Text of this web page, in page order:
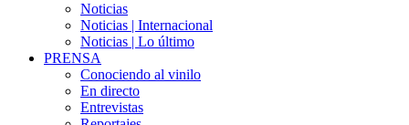
Noticias
Noticias | Internacional
Noticias | Lo último
PRENSA
Conociendo al vinilo
En directo
Entrevistas